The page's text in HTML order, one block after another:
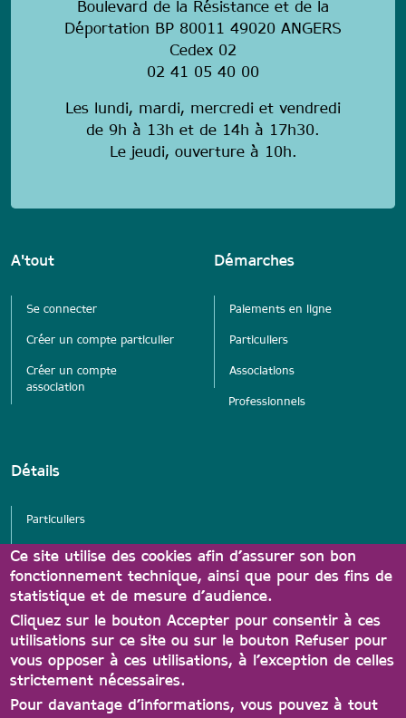
Ce site utilise des cookies afin d’assurer son bon
fonctionnement technique, ainsi que pour des fins de
statistique et de mesure d’audience.
Cliquez sur le bouton Accepter pour consentir à ces
utilisations sur ce site ou sur le bouton Refuser pour
vous opposer à ces utilisations, à l’exception de celles
strictement nécessaires.
Pour davantage d’informations, vous pouvez à tout
Boulevard de la Résistance et de la
Déportation BP 80011 49020 ANGERS
Cedex 02
02 41 05 40 00
Les lundi, mardi, mercredi et vendredi
de 9h à 13h et de 14h à 17h30.
Le jeudi, ouverture à 10h.
A'tout
Se connecter
Créer un compte particulier
Créer un compte
association
Démarches
Paiements en ligne
Particuliers
Associations
Professionnels
Détails
Particuliers
Services
Associations
Partenaires Carte A'tout